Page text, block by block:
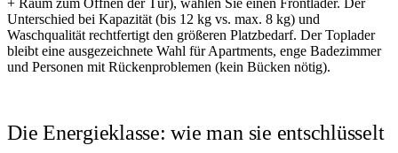
+ Raum zum Öffnen der Tür), wählen Sie einen Frontlader. Der
Unterschied bei Kapazität (bis 12 kg vs. max. 8 kg) und
Waschqualität rechtfertigt den größeren Platzbedarf. Der Toplader
bleibt eine ausgezeichnete Wahl für Apartments, enge Badezimmer
und Personen mit Rückenproblemen (kein Bücken nötig).
Die Energieklasse: wie man sie entschlüsselt